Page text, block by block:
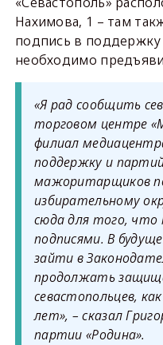
Нахимова, 1 – там
подпись в поддержку
необходимо
«Я рад сообщить
торговом центре
филиал
поддержку и
мажоритарщиков
избирательному
сюда для того, что
подписями. В
зайти в
продолжать
севастопольцев,
лет», – сказал
партии «Родина».